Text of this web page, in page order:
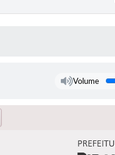
Volume